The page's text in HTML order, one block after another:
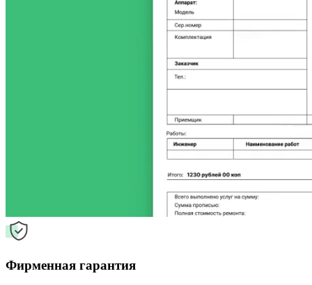
Фирменная гарантия